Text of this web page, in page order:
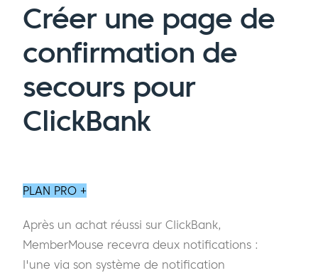
Créer une page de
confirmation de
secours pour
ClickBank
PLAN PRO +
Après un achat réussi sur ClickBank,
MemberMouse recevra deux notifications :
l'une via son système de notification